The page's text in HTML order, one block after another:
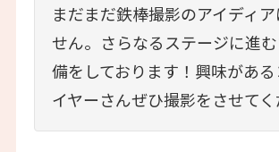
まだまだ鉄棒撮影のアイディ
せん。さらなるステージに進
備をしております！興味があ
イヤーさんぜひ撮影をさせてく